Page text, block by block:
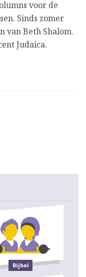
voor de
Sinds zomer
van Beth Shalom.
Judaica.
Bijbel